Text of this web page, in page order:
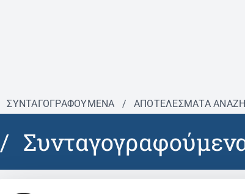
ΣΥΝΤΑΓΟΓΡΑΦΟΎΜΕΝΑ / ΑΠΟΤΕΛΕΣΜΑΤΑ
/